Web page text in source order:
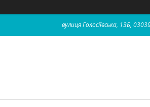
вулиця Голосіївська, 13Б,